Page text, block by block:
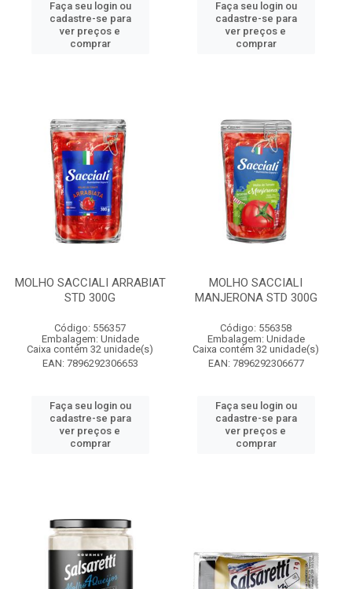
Faça seu login ou
cadastre-se para
ver preços e
comprar
Faça seu login ou
cadastre-se para
ver preços e
comprar
MOLHO SACCIALI ARRABIAT
STD 300G
Código: 556357
Embalagem: Unidade
Caixa contém 32 unidade(s)
EAN: 7896292306653
Faça seu login ou
cadastre-se para
ver preços e
comprar
MOLHO SACCIALI
MANJERONA STD 300G
Código: 556358
Embalagem: Unidade
Caixa contém 32 unidade(s)
EAN: 7896292306677
Faça seu login ou
cadastre-se para
ver preços e
comprar